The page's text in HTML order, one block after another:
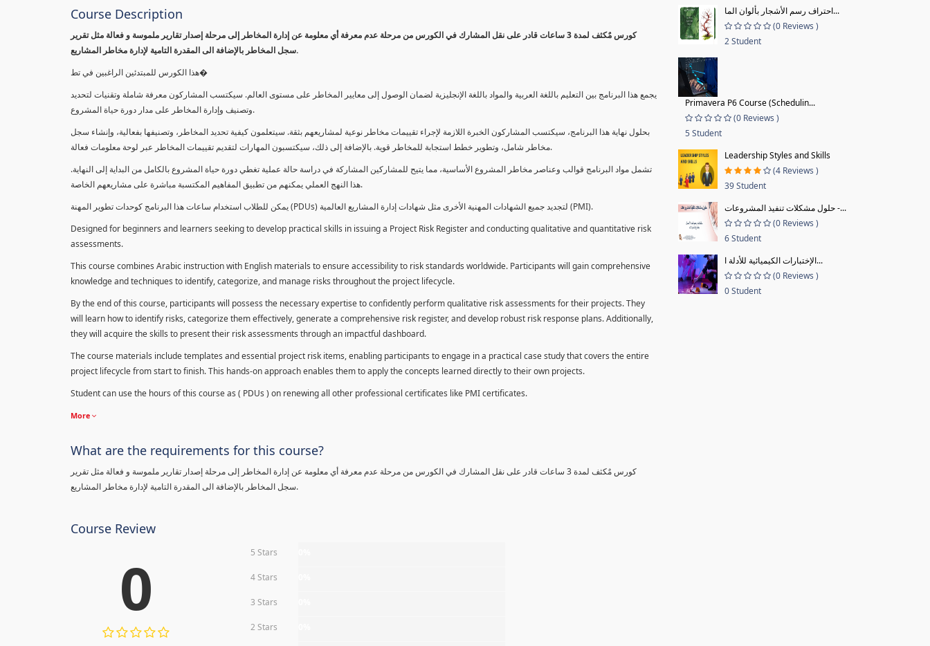
Course Description
كورس مٌكثف لمدة 3 ساعات قادر على نقل المشارك في الكورس من مرحلة عدم معرفة أي معلومة عن إدارة المخاطر إلى مرحلة إصدار تقارير ملموسة و فعالة مثل تقرير
سجل المخاطر بالإضافة الى المقدرة التامية لإدارة مخاطر المشاريع.
هذا الكورس للمبتدئين الراغبين في تط�
يجمع هذا البرنامج بين التعليم باللغة العربية والمواد باللغة الإنجليزية لضمان الوصول إلى معايير المخاطر على مستوى العالم. سيكتسب المشاركون معرفة شاملة وتقنيات لتحديد
وتصنيف وإدارة المخاطر على مدار دورة حياة المشروع.
بحلول نهاية هذا البرنامج، سيكتسب المشاركون الخبرة اللازمة لإجراء تقييمات مخاطر نوعية لمشاريعهم بثقة. سيتعلمون كيفية تحديد المخاطر، وتصنيفها بفعالية، وإنشاء سجل
مخاطر شامل، وتطوير خطط استجابة للمخاطر قوية. بالإضافة إلى ذلك، سيكتسبون المهارات لتقديم تقييمات المخاطر عبر لوحة معلومات فعالة.
تشمل مواد البرنامج قوالب وعناصر مخاطر المشروع الأساسية، مما يتيح للمشاركين المشاركة في دراسة حالة عملية تغطي دورة حياة المشروع بالكامل من البداية إلى النهاية.
هذا النهج العملي يمكنهم من تطبيق المفاهيم المكتسبة مباشرة على مشاريعهم الخاصة.
يمكن للطلاب استخدام ساعات هذا البرنامج كوحدات تطوير المهنة (PDUs) لتجديد جميع الشهادات المهنية الأخرى مثل شهادات إدارة المشاريع العالمية (PMI).
Designed for beginners and learners seeking to develop practical skills in issuing a Project Risk Register and conducting qualitative and quantitative risk
assessments.
This course combines Arabic instruction with English materials to ensure accessibility to risk standards worldwide. Participants will gain comprehensive
knowledge and techniques to identify, categorize, and manage risks throughout the project lifecycle.
By the end of this course, participants will possess the necessary expertise to confidently perform qualitative risk assessments for their projects. They
will learn how to identify risks, categorize them effectively, generate a comprehensive risk register, and develop robust risk response plans. Additionally,
they will acquire the skills to present their risk assessments through an impactful dashboard.
The course materials include templates and essential project risk items, enabling participants to engage in a practical case study that covers the entire
project lifecycle from start to finish. This hands-on approach enables them to apply the concepts learned directly to their own projects.
Student can use the hours of this course as ( PDUs ) on renewing all other professional certificates like PMI certificates.
More
What are the requirements for this course?
كورس مٌكثف لمدة 3 ساعات قادر على نقل المشارك في الكورس من مرحلة عدم معرفة أي معلومة عن إدارة المخاطر إلى مرحلة إصدار تقارير ملموسة و فعالة مثل تقرير
سجل المخاطر بالإضافة الى المقدرة التامية لإدارة مخاطر المشاريع.
Course Review
0 5 Stars
4 Stars
3 Stars
2 Stars
احتراف رسم الأشجار بألوان الما...
(0 Reviews )
2 Student
Primavera P6 Course (Schedulin...
(0 Reviews )
5 Student
Leadership Styles and Skills
(4 Reviews )
39 Student
حلول مشكلات تنفيذ المشروعات -...
(0 Reviews )
6 Student
الإختبارات الكيميائية للأدلة ا...
(0 Reviews )
0 Student